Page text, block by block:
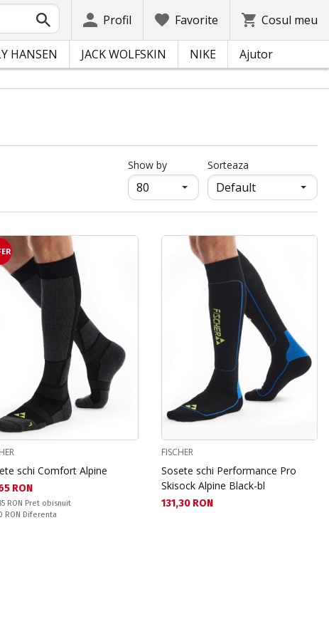
Profil Favorite Cosul meu
HANSEN JACK WOLFSKIN NIKE Ajutor
Show byпродукти на страница
Sorteaza
schi Comfort Alpine
цена:
RON
RON Pret obisnuit
RON Diferenta
FISCHER
Sosete schi Performance Pro
Skisock Alpine Black-bl
Текуща цена:
131,30 RON